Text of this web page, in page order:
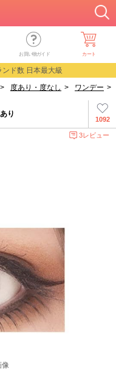
お買い物ガイド カート
ド数 日本最大級
> 度あり・度なし > ワンデー >
1092
り
3レビュー